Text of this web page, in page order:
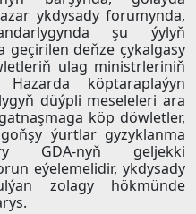
ykdysady forumynda,
şu ýylyň
geçirilen deňze çykalgasy
ulag ministrleriniň
köptaraplaýyn
düýpli meseleleri ara
köp döwletler,
ýurtlar gyzyklanma
GDA-nyň geljekki
eýelemelidir, ykdysady
zolagy hökmünde